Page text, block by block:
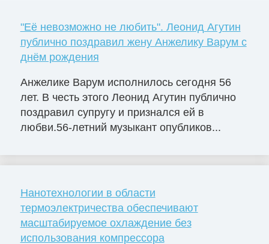
"Её невозможно не любить". Леонид Агутин
публично поздравил жену Анжелику Варум с
днём рождения
Анжелике Варум исполнилось сегодня 56
лет. В честь этого Леонид Агутин публично
поздравил супругу и признался ей в
любви.56-летний музыкант опубликов...
Нанотехнологии в области
термоэлектричества обеспечивают
масштабируемое охлаждение без
использования компрессора